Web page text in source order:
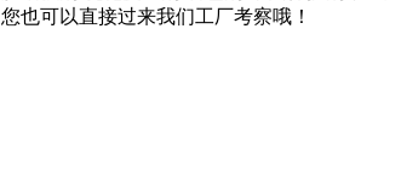
也可以直接过来我们工厂考察哦！